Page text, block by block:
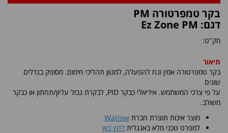
בקר טמפרטורה PM
דגם: Ez Zone PM
מק"ט:
תיאור
בקר טמפרטורה אמין ונח להפעלה, למגוון תהליכי חימום. מסופק בגדלים
שונים
על פי צרכי המשתמש. אידיאלי כבקר PID, לבקרת גבול עליון/תחתון או כבקר
משולב.
מוצר איכות תוצרת חברת Watlow
למפרט טכני מלא באנגלית לחץ כאן